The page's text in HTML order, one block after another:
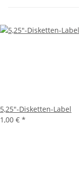
5,25"-Disketten-Label
1,00 € *